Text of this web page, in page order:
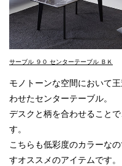
サーブル ９０ センターテーブル ＢＫ
モノトーンな空間において
わせたセンターテーブル。
デスクと柄を合わせること
す。
こちらも低彩度のカラーな
すオススメのアイテムです。